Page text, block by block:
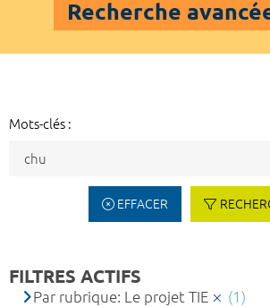
Recherche
Mots-clés :
EFFACER
FILTRES ACTIFS
Par rubrique: Le projet TIE (1)